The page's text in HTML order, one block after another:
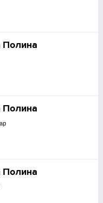
Полина
Полина
Полина